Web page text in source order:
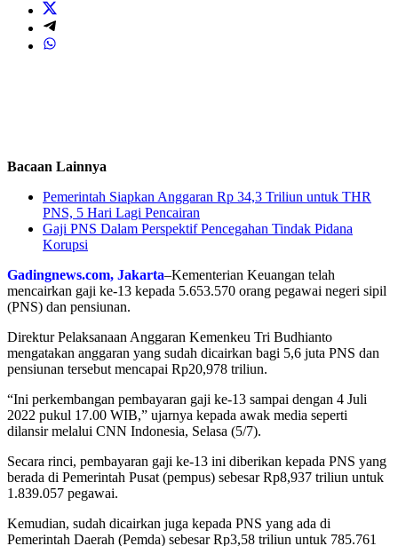
Bacaan Lainnya
Pemerintah Siapkan Anggaran Rp 34,3 Triliun untuk THR
PNS, 5 Hari Lagi Pencairan
Gaji PNS Dalam Perspektif Pencegahan Tindak Pidana
Korupsi
Gadingnews.com, Jakarta–Kementerian Keuangan telah
mencairkan gaji ke-13 kepada 5.653.570 orang pegawai negeri sipil
(PNS) dan pensiunan.
Direktur Pelaksanaan Anggaran Kemenkeu Tri Budhianto
mengatakan anggaran yang sudah dicairkan bagi 5,6 juta PNS dan
pensiunan tersebut mencapai Rp20,978 triliun.
“Ini perkembangan pembayaran gaji ke-13 sampai dengan 4 Juli
2022 pukul 17.00 WIB,” ujarnya kepada awak media seperti
dilansir melalui CNN Indonesia, Selasa (5/7).
Secara rinci, pembayaran gaji ke-13 ini diberikan kepada PNS yang
berada di Pemerintah Pusat (pempus) sebesar Rp8,937 triliun untuk
1.839.057 pegawai.
Kemudian, sudah dicairkan juga kepada PNS yang ada di
Pemerintah Daerah (Pemda) sebesar Rp3,58 triliun untuk 785.761